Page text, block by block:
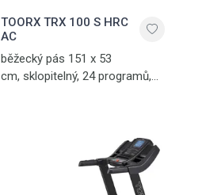
TOORX TRX 100 S HRC
AC
běžecký pás 151 x 53
cm, sklopitelný, 24 programů,
Kinomap - APP ready, soft
odpružení Multi Air Cushion,
sklon 0-13%, rychlost 0,8-22